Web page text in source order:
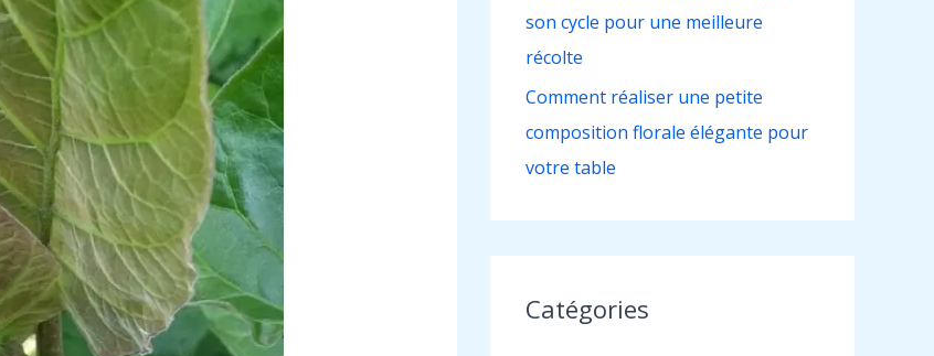
son cycle pour une meilleure
récolte
Comment réaliser une petite
composition florale élégante pour
votre table
Catégories